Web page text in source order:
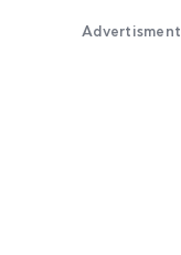
Advertisment